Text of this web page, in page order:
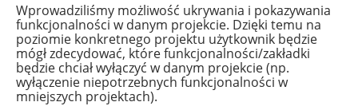
Wprowadziliśmy możliwość ukrywania i pokazywania
funkcjonalności w danym projekcie. Dzięki temu na
poziomie konkretnego projektu użytkownik będzie
mógł zdecydować, które funkcjonalności/zakładki
będzie chciał wyłączyć w danym projekcie (np.
wyłączenie niepotrzebnych funkcjonalności w
mniejszych projektach).